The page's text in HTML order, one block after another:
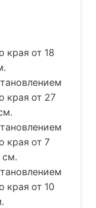
края от 18
края от 27
края от 7
см.
края от 10